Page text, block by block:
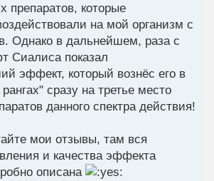
препаратов, которые
на мой организм с
Однако в дальнейшем, раза с
Сиалиса показал
эффект, который вознёс его в
сразу на третье место
данного спектра действия!
мои отзывы, там вся
и качества эффекта
описана